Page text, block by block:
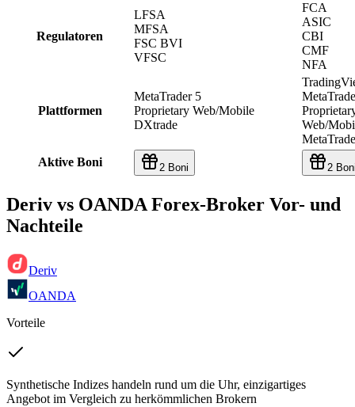
Regulatoren
LFSA
MFSA
FSC BVI
VFSC
FCA
ASIC
CBI
CMF
NFA
Plattformen
MetaTrader 5
Proprietary Web/Mobile
DXtrade
Web/
Aktive Boni
2 Boni 2
Deriv vs OANDA Forex-Broker Vor- und
Nachteile
Deriv
OANDA
Vorteile
Synthetische Indizes handeln rund um die Uhr, einzigartiges
Angebot im Vergleich zu herkömmlichen Brokern